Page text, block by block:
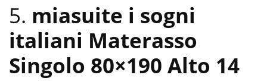
5. miasuite i sogni
italiani Materasso
Singolo 80×190 Alto 14